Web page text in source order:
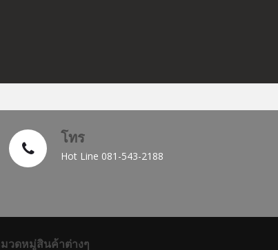
โทร
Hot Line 081-543-2188
วดหมู่สินค้าต่างๆ